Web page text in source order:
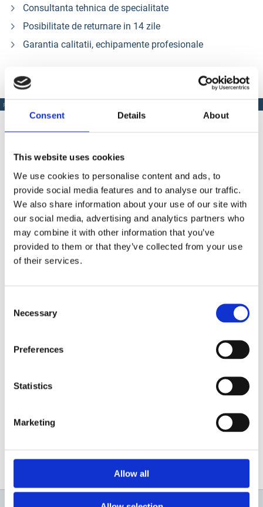
Consent Details About
This website uses cookies
We use cookies to personalise content and ads, to
provide social media features and to analyse our traffic.
We also share information about your use of our site with
our social media, advertising and analytics partners who
may combine it with other information that you’ve
provided to them or that they’ve collected from your use
of their services.
Selection
Necessary
Preferences
Statistics
Marketing
Allow all
Consultanta tehnica de specialitate
Posibilitate de returnare in 14 zile
Garantia calitatii, echipamente profesionale
PRODUSE SIMILARE
Produse Similare
COD WA268781
Duza metalica Wagner 8 mm pentru lance